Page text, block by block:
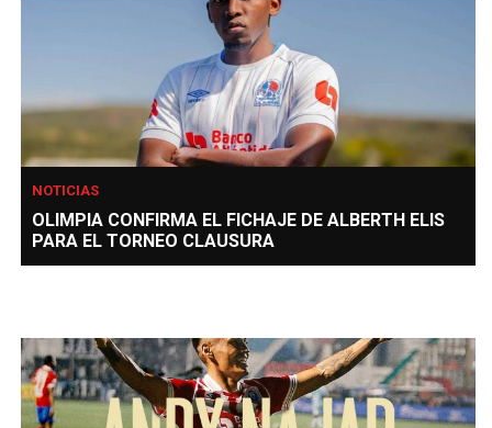
NOTICIAS
OLIMPIA CONFIRMA EL FICHAJE DE ALBERTH ELIS
PARA EL TORNEO CLAUSURA